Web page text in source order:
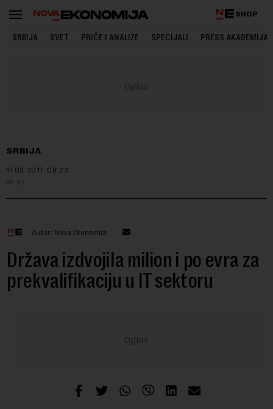
SHOP
SRBIJA SVET PRIČE I ANALIZE SPECIJALI PRESS AKADEMIJA
SRBIJA
17.03.2017. 09:23
N1
Autor: Nova Ekonomija
Država izdvojila milion i po evra za
prekvalifikaciju u IT sektoru